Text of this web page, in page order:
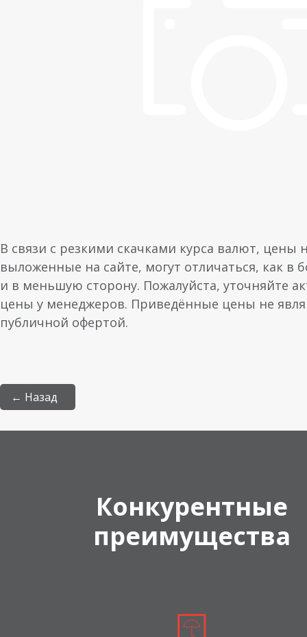
В связи с резкими скачками курса валют, цены
выложенные на сайте, могут отличаться, как в
и в меньшую сторону. Пожалуйста, уточняйте
цены у менеджеров. Приведённые цены не
публичной офертой.
← Назад
Конкурентные
преимущества